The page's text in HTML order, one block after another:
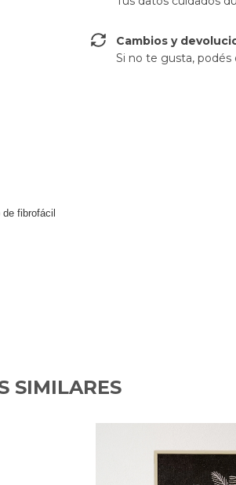
fibrofácil
Cambios y
Si no te gusta,
SIMILARES